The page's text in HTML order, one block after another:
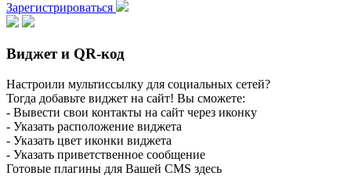
Зарегистрироваться
Виджет и QR-код
Настроили мультиссылку для социальных сетей?
Тогда добавьте виджет на сайт! Вы сможете:
- Вывести свои контакты на сайт через иконку
- Указать расположение виджета
- Указать цвет иконки виджета
- Указать приветственное сообщение
Готовые плагины для Вашей CMS здесь